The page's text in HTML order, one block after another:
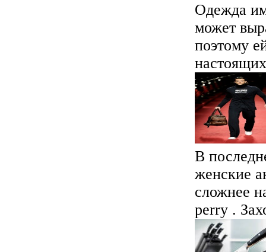
Одежда
может
поэтому
В
женские
сложнее
perry .